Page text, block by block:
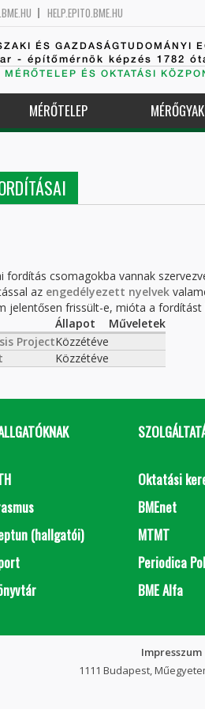
HELP.EPITO.BME.HU
ÉS GAZDASÁGTUDOMÁNYI
- építőmérnök képzés 1782
ÉS OKTATÁSI
MÉRŐTELEP
csomagokba vannak
az engedélyezett nyelvek
jelentősen frissült-e, mióta a
Állapot
Műveletek
ProjectKözzétéve
Közzétéve
(hallgatói)
Oktatási
BMEnet
MTMT
Periodica
BME Alfa
Impresszum
1111 Budapest,